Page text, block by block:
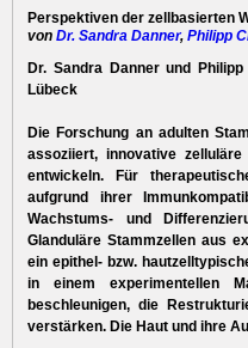
Perspektiven der zellbasierten
von Dr. Sandra Danner, Philipp
Dr. Sandra Danner und
Lübeck
Die Forschung an adulten
assoziiert, innovative
entwickeln. Für
aufgrund ihrer
Wachstums- und
Glanduläre Stammzellen aus
ein epithel- bzw.
in einem experimentellen
beschleunigen, die
verstärken. Die Haut und ihre